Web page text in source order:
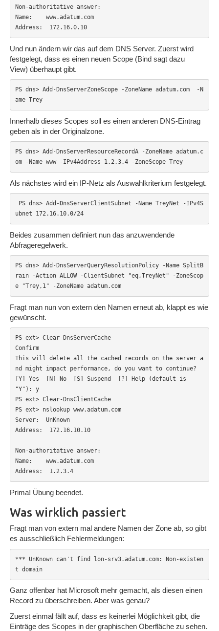
Non-authoritative answer:
Name:    www.adatum.com
Address:  172.16.0.10
Und nun ändern wir das auf dem DNS Server. Zuerst wird
festgelegt, dass es einen neuen Scope (Bind sagt dazu
View) überhaupt gibt.
PS dns> Add-DnsServerZoneScope -ZoneName adatum.com  -N
ame Trey
Innerhalb dieses Scopes soll es einen anderen DNS-Eintrag
geben als in der Originalzone.
PS dns> Add-DnsServerResourceRecordA -ZoneName adatum.c
om -Name www -IPv4Address 1.2.3.4 -ZoneScope Trey
Als nächstes wird ein IP-Netz als Auswahlkriterium festgelegt.
ubnet 172.16.10.0/24
Beides zusammen definiert nun das anzuwendende
Abfrageregelwerk.
PS dns> Add-DnsServerQueryResolutionPolicy -Name SplitB
rain -Action ALLOW -ClientSubnet "eq,TreyNet" -ZoneScop
e "Trey,1" -ZoneName adatum.com
Fragt man nun von extern den Namen erneut ab, klappt es wie
gewünscht.
PS ext> Clear-DnsServerCache
Confirm
This will delete all the cached records on the server a
nd might impact performance, do you want to continue?
[Y] Yes  [N] No  [S] Suspend  [?] Help (default is
"Y"): y
PS ext> Clear-DnsClientCache
PS ext> nslookup www.adatum.com
Server:  UnKnown
Address:  172.16.10.10
Non-authoritative answer:
Name:    www.adatum.com
Address:  1.2.3.4
Prima! Übung beendet.
Was wirklich passiert
Fragt man von extern mal andere Namen der Zone ab, so gibt
es ausschließlich Fehlermeldungen:
*** UnKnown can't find lon-srv3.adatum.com: Non-existen
t domain
Ganz offenbar hat Microsoft mehr gemacht, als diesen einen
Record zu überschreiben. Aber was genau?
Zuerst einmal fällt auf, dass es keinerlei Möglichkeit gibt, die
Einträge des Scopes in der graphischen Oberfläche zu sehen.